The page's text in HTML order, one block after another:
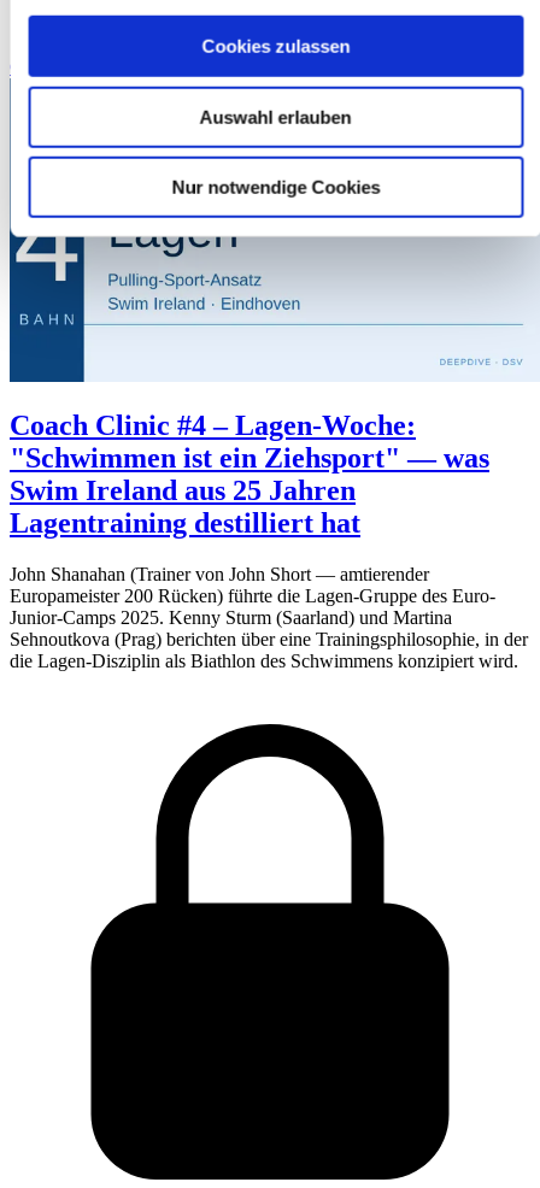
Cookies zulassen
Auswahl erlauben
Nur notwendige Cookies
Coach Clinic
Coach Clinic #4 – Lagen-Woche:
"Schwimmen ist ein Ziehsport" — was
Swim Ireland aus 25 Jahren
Lagentraining destilliert hat
John Shanahan (Trainer von John Short — amtierender
Europameister 200 Rücken) führte die Lagen-Gruppe des Euro-
Junior-Camps 2025. Kenny Sturm (Saarland) und Martina
Sehnoutkova (Prag) berichten über eine Trainingsphilosophie, in der
die Lagen-Disziplin als Biathlon des Schwimmens konzipiert wird.